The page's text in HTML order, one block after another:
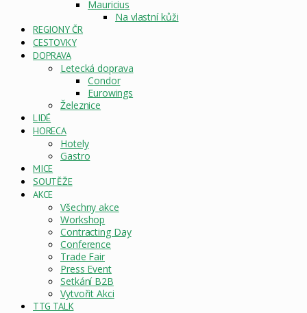
Mauricius
Na vlastní kůži
REGIONY ČR
CESTOVKY
DOPRAVA
Letecká doprava
Condor
Eurowings
Železnice
LIDÉ
HORECA
Hotely
Gastro
MICE
SOUTĚŽE
AKCE
Všechny akce
Workshop
Contracting Day
Conference
Trade Fair
Press Event
Setkání B2B
Vytvořit Akci
TTG TALK